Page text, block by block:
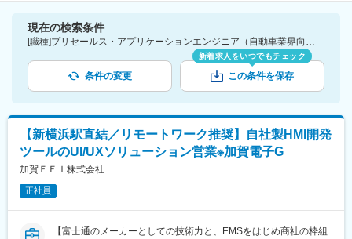
現在の検索条件
[職種]プリセールス・アプリケーションエンジニア（自動車業界向け）-プリセールス・アプリケーションエンジニア [業種]電子部品 （商社）-商社業界 [詳細条件](待遇・福利厚生)退職金制度
条件の変更
新着求人をいつでもチェック
この条件を保存
【新横浜駅直結／リモートワーク推奨】自社製HMI開発
ツールのUI/UXソリューション営業※加賀電子G
加賀ＦＥＩ株式会社
正社員
【富士通のメーカーとしての技術力と、EMSをはじめ商社の枠組